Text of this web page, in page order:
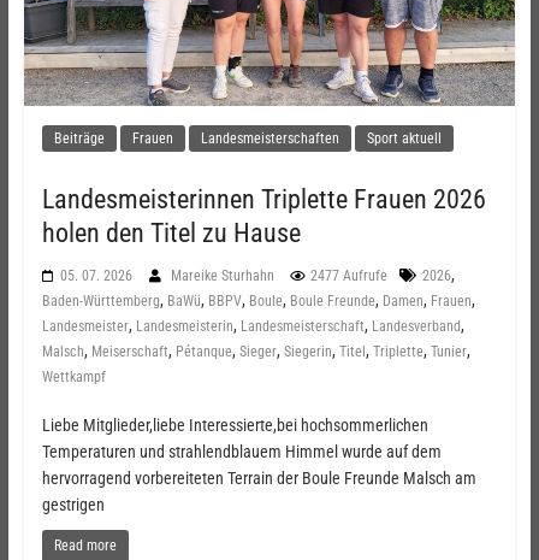
Beiträge Frauen Landesmeisterschaften Sport aktuell
Landesmeisterinnen Triplette Frauen 2026
holen den Titel zu Hause
05. 07. 2026 Mareike Sturhahn 2477 Aufrufe 2026,
Baden-Württemberg, BaWü, BBPV, Boule, Boule Freunde, Damen, Frauen,
Landesmeister, Landesmeisterin, Landesmeisterschaft, Landesverband,
Malsch, Meiserschaft, Pétanque, Sieger, Siegerin, Titel , Triplette, Tunier,
Wettkampf
Liebe Mitglieder,liebe Interessierte,bei hochsommerlichen
Temperaturen und strahlendblauem Himmel wurde auf dem
hervorragend vorbereiteten Terrain der Boule Freunde Malsch am
gestrigen
Read more